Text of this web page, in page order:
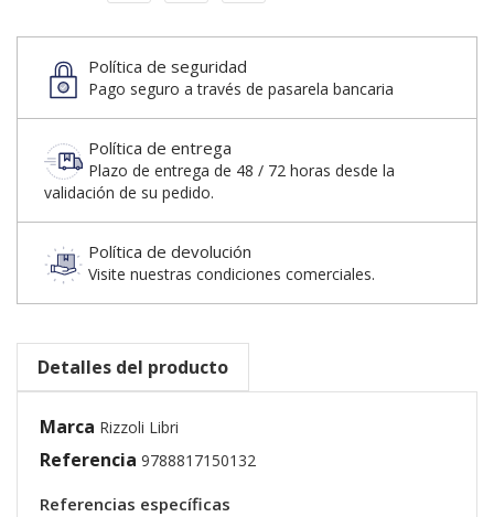
Política de seguridad
Pago seguro a través de pasarela bancaria
Política de entrega
Plazo de entrega de 48 / 72 horas desde la
validación de su pedido.
Política de devolución
Visite nuestras condiciones comerciales.
Detalles del producto
Marca Rizzoli Libri
Referencia 9788817150132
Referencias específicas